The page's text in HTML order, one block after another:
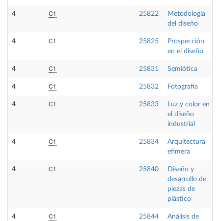
4 C1 25822
Metodología
del diseño
4 C1 25825
Prospección
en el diseño
4 C1 25831 Semiótica
4 C1 25832 Fotografía
4 C1 25833
Luz y color en
el diseño
industrial
4 C1 25834
Arquitectura
efímera
4 C1 25840
Diseño y
desarrollo de
piezas de
plástico
4 C1 25844
Análisis de